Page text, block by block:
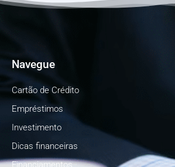
Navegue
Cartão de Crédito
Empréstimos
Investimento
Dicas financeiras
Financiamentos